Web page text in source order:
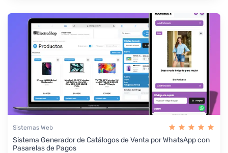
Sistemas Web
Sistema Generador de Catálogos de Venta por WhatsApp con
Pasarelas de Pagos